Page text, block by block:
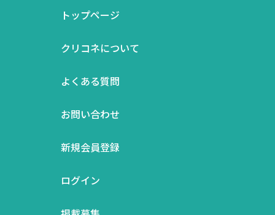
トップページ
クリコネについて
よくある質問
お問い合わせ
新規会員登録
ログイン